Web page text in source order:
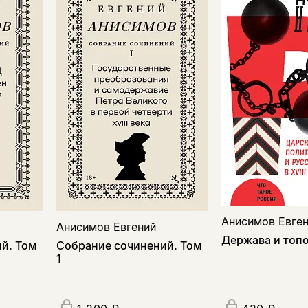
Том
Анисимов Евгений
Собрание сочинений. Том
1
Анисимов
Держава и